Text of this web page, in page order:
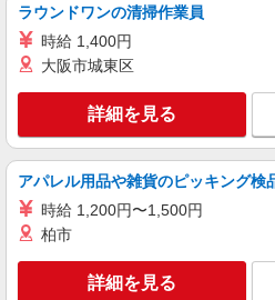
株式会社kotrio /●KT-H-2014507
摂津市駅◆サ高
時給1600円〜
通費全支給(ガソリ
摂津市 車・バ
キープ
派遣社員
株式会社kotrio /●KT-H-1991477
千里丘＊グループ
ラウンドワンの清掃作業員
時給 1,400円
大阪市城東区
詳細を見る
アパレル用品や雑貨のピッキング検
時給 1,200円〜1,500円
柏市
詳細を見る